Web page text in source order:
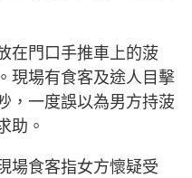
在門口手推車上的菠
現場有食客及途人目擊
，一度誤以為男方持菠
助。
場食客指女方懷疑受